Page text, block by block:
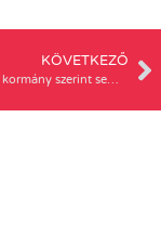
KÖVETKEZŐ
Felháborító: a kormány szerint semmi szükség az Isztambuli Egyezmény ratifikációjára